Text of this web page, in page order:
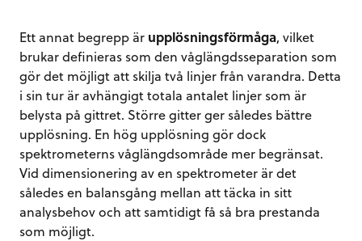
Ett annat begrepp är upplösningsförmåga, vilket
brukar definieras som den våglängdsseparation som
gör det möjligt att skilja två linjer från varandra. Detta
i sin tur är avhängigt totala antalet linjer som är
belysta på gittret. Större gitter ger således bättre
upplösning. En hög upplösning gör dock
spektrometerns våglängdsområde mer begränsat.
Vid dimensionering av en spektrometer är det
således en balansgång mellan att täcka in sitt
analysbehov och att samtidigt få så bra prestanda
som möjligt.